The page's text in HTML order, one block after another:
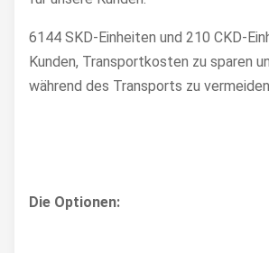
6144 SKD-Einheiten und 210 CKD-
Kunden, Transportkosten zu sparen
während des Transports zu
Die Optionen: